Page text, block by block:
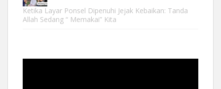
Ketika Layar Ponsel Dipenuhi Jejak Kebaikan: Tanda
Allah Sedang “ Memakai” Kita